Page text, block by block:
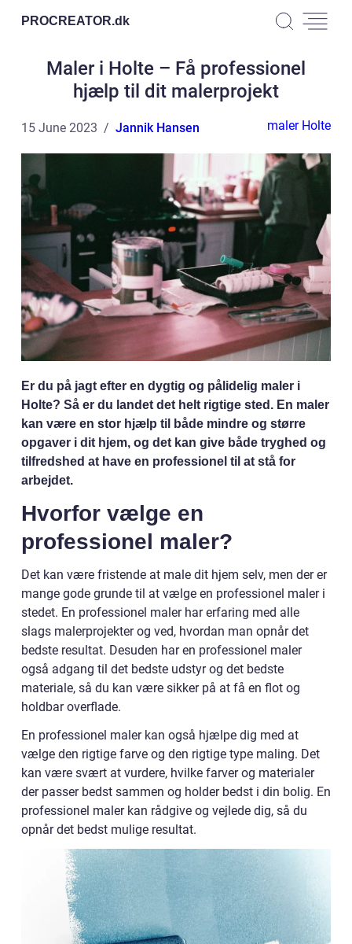
PROCREATOR.dk
Maler i Holte – Få professionel
hjælp til dit malerprojekt
15 June 2023 Jannik Hansen maler Holte
Er du på jagt efter en dygtig og pålidelig maler i
Holte? Så er du landet det helt rigtige sted. En maler
kan være en stor hjælp til både mindre og større
opgaver i dit hjem, og det kan give både tryghed og
tilfredshed at have en professionel til at stå for
arbejdet.
Hvorfor vælge en
professionel maler?
Det kan være fristende at male dit hjem selv, men der er
mange gode grunde til at vælge en professionel maler i
stedet. En professionel maler har erfaring med alle
slags malerprojekter og ved, hvordan man opnår det
bedste resultat. Desuden har en professionel maler
også adgang til det bedste udstyr og det bedste
materiale, så du kan være sikker på at få en flot og
holdbar overflade.
En professionel maler kan også hjælpe dig med at
vælge den rigtige farve og den rigtige type maling. Det
kan være svært at vurdere, hvilke farver og materialer
der passer bedst sammen og holder bedst i din bolig. En
professionel maler kan rådgive og vejlede dig, så du
opnår det bedst mulige resultat.